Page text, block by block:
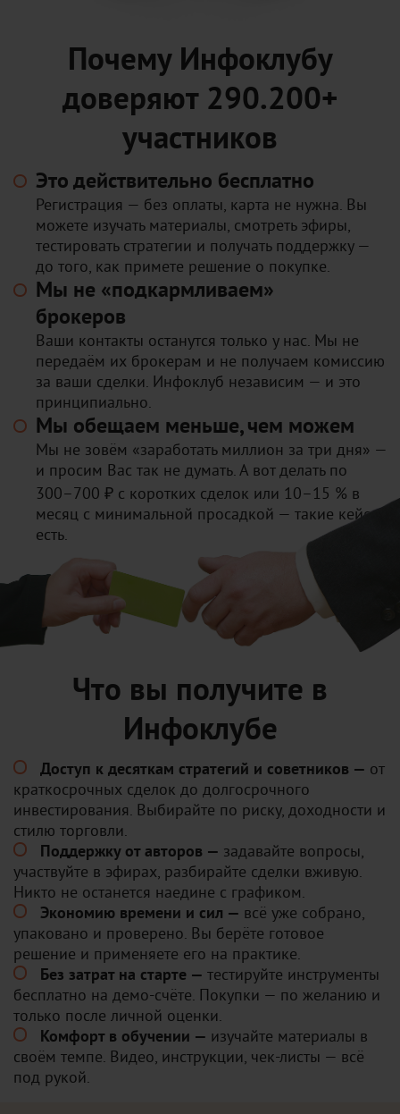
Почему Инфоклубу
доверяют 290.200+
участников
Это действительно бесплатно
Регистрация — без оплаты, карта не нужна. Вы
можете изучать материалы, смотреть эфиры,
тестировать стратегии и получать поддержку —
до того, как примете решение о покупке.
Мы не «подкармливаем»
брокеров
Ваши контакты останутся только у нас. Мы не
передаём их брокерам и не получаем комиссию
за ваши сделки. Инфоклуб независим — и это
принципиально.
Мы обещаем меньше, чем можем
Мы не зовём «заработать миллион за три дня» —
и просим Вас так не думать. А вот делать по
300–700 ₽ с коротких сделок или 10–15 % в
месяц с минимальной просадкой — такие кейсы
есть.
Что вы получите в
Инфоклубе
Доступ к десяткам стратегий и советников — от
краткосрочных сделок до долгосрочного
инвестирования. Выбирайте по риску, доходности и
стилю торговли.
Поддержку от авторов — задавайте вопросы,
участвуйте в эфирах, разбирайте сделки вживую.
Никто не останется наедине с графиком.
Экономию времени и сил — всё уже собрано,
упаковано и проверено. Вы берёте готовое
решение и применяете его на практике.
Без затрат на старте —тестируйте инструменты
бесплатно на демо-счёте. Покупки — по желанию и
только после личной оценки.
Комфорт в обучении — изучайте материалы в
своём темпе. Видео, инструкции, чек-листы — всё
под рукой.